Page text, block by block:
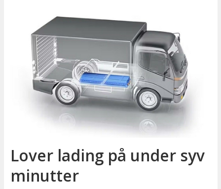
Lover lading på under syv
minutter